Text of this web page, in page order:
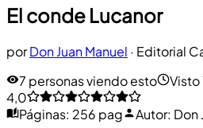
El conde Lucanor
porDon Juan Manuel · Editorial
7 personas viendo esto
Visto
4,0
Páginas: 256 pag Autor: Don